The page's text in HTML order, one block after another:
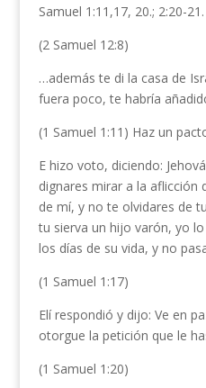
Samuel 1:11,17, 20.; 2:20-21.
(2 Samuel 12:8)
…además te di la casa de
fuera poco, te habría
(1 Samuel 1:11) Haz un
E hizo voto, diciendo:
dignares mirar a la aflicción
de mí, y no te olvidares de
tu sierva un hijo varón, yo
los días de su vida, y no
(1 Samuel 1:17)
Elí respondió y dijo: Ve en
otorgue la petición que le
(1 Samuel 1:20)